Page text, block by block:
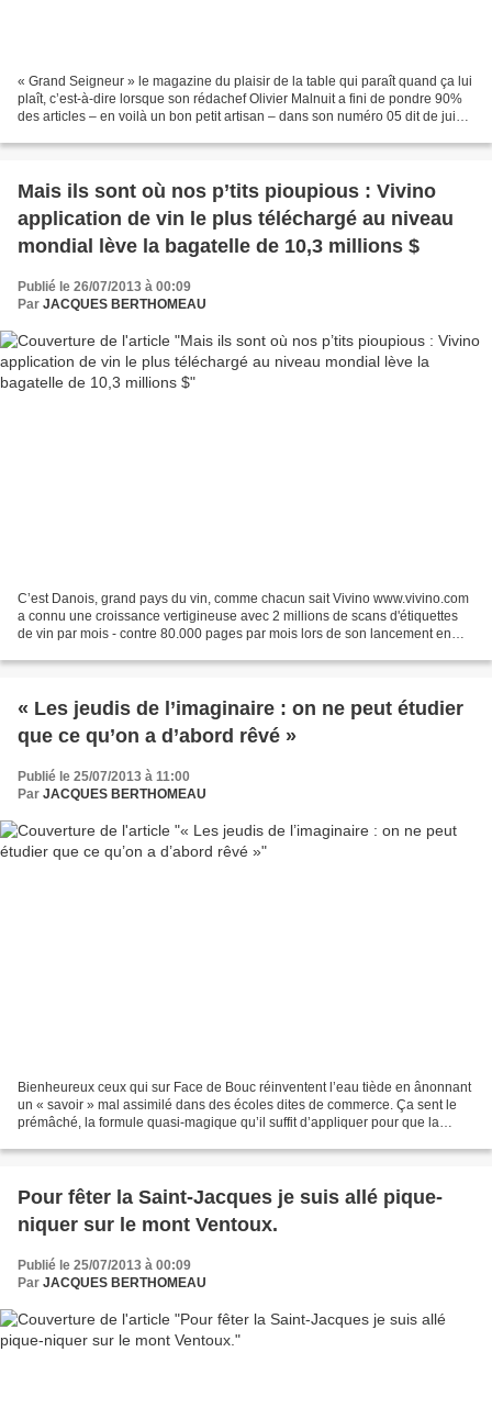
« Grand Seigneur » le magazine du plaisir de la table qui paraît quand ça lui
plaît, c’est-à-dire lorsque son rédachef Olivier Malnuit a fini de pondre 90%
des articles – en voilà un bon petit artisan – dans son numéro 05 dit de juin-
Mais ils sont où nos p’tits pioupious : Vivino
application de vin le plus téléchargé au niveau
mondial lève la bagatelle de 10,3 millions $
Publié le 26/07/2013 à 00:09
Par JACQUES BERTHOMEAU
C’est Danois, grand pays du vin, comme chacun sait Vivino www.vivino.com
a connu une croissance vertigineuse avec 2 millions de scans d'étiquettes
de vin par mois - contre 80.000 pages par mois lors de son lancement en
« Les jeudis de l’imaginaire : on ne peut étudier
que ce qu’on a d’abord rêvé »
Publié le 25/07/2013 à 11:00
Par JACQUES BERTHOMEAU
Bienheureux ceux qui sur Face de Bouc réinventent l’eau tiède en ânonnant
un « savoir » mal assimilé dans des écoles dites de commerce. Ça sent le
prémâché, la formule quasi-magique qu’il suffit d’appliquer pour que la
Pour fêter la Saint-Jacques je suis allé pique-
niquer sur le mont Ventoux.
Publié le 25/07/2013 à 00:09
Par JACQUES BERTHOMEAU